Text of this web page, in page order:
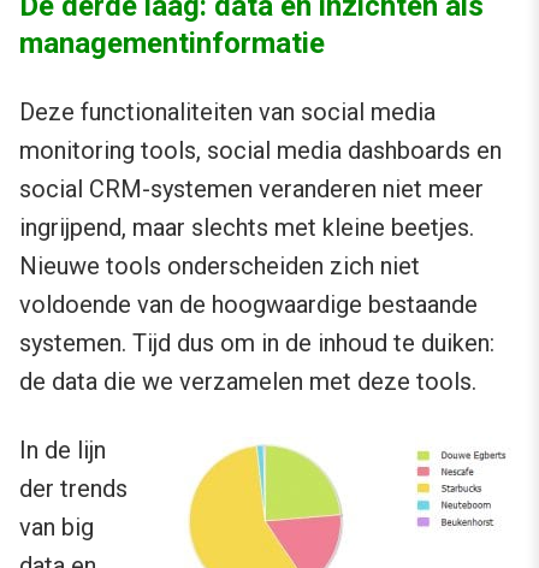
managementinformatie
Deze functionaliteiten van social media
monitoring tools, social media dashboards en
social CRM-systemen veranderen niet meer
ingrijpend, maar slechts met kleine beetjes.
Nieuwe tools onderscheiden zich niet
voldoende van de hoogwaardige bestaande
systemen. Tijd dus om in de inhoud te duiken:
de data die we verzamelen met deze tools.
In de lijn
der trends
van big